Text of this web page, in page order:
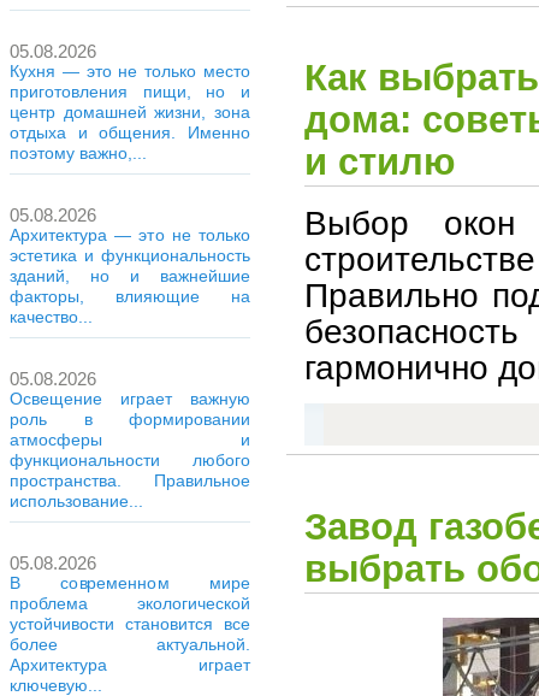
05.08.2026
Кухня — это не только место
приготовления пищи, но и
центр домашней жизни, зона
отдыха и общения. Именно
поэтому важно,...
05.08.2026
Архитектура — это не только
эстетика и функциональность
зданий, но и важнейшие
факторы, влияющие на
качество...
05.08.2026
Освещение играет важную
роль в формировании
атмосферы и
функциональности любого
пространства. Правильное
использование...
05.08.2026
В современном мире
проблема экологической
устойчивости становится все
более актуальной.
Архитектура играет
ключевую...
Как
дома:
и стилю
Выбор
Правильно
гармонично
Завод
выбрать